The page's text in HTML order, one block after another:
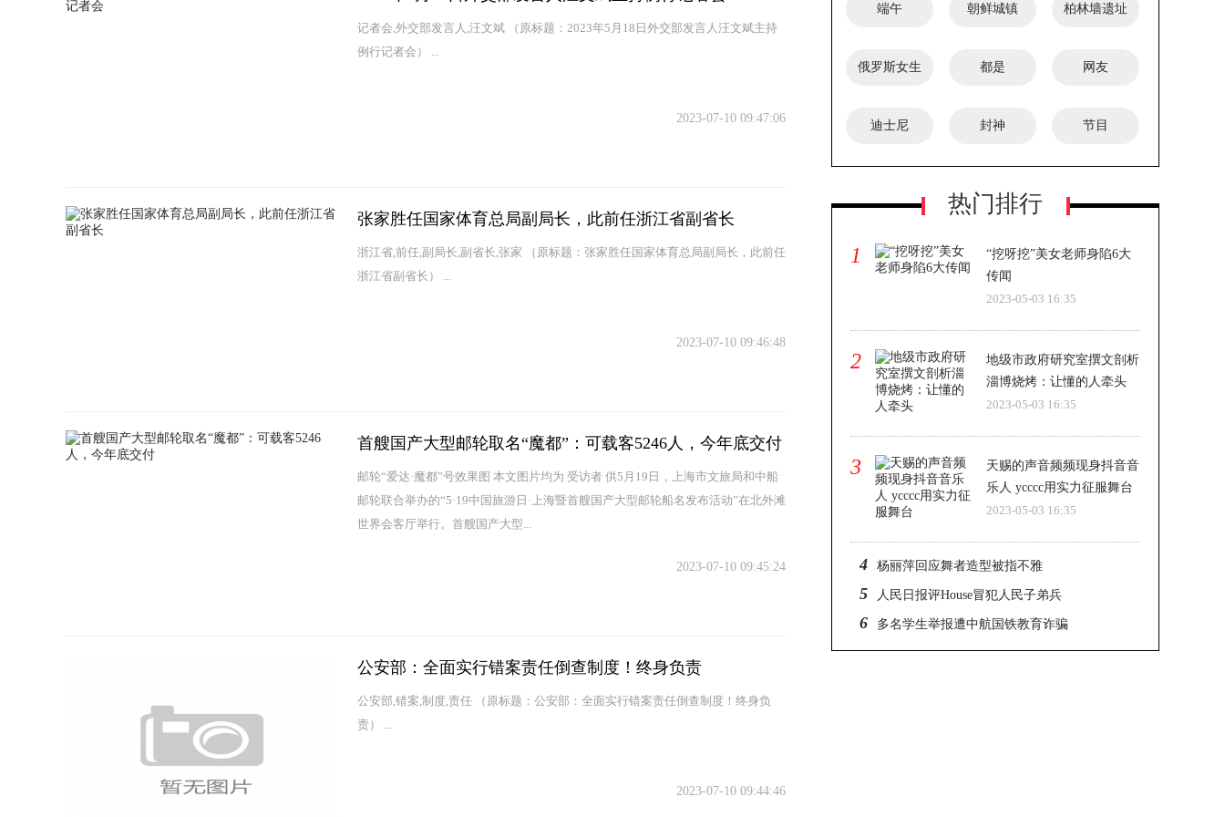
记者会,外交部发言人,汪文斌 （原标题：2023年5月18日外交部发言人汪文斌主持
例行记者会） ...
2023-07-10 09:47:06
张家胜任国家体育总局副局长，此前任浙江省副省长
浙江省,前任,副局长,副省长,张家 （原标题：张家胜任国家体育总局副局长，此前任
浙江省副省长） ...
2023-07-10 09:46:48
首艘国产大型邮轮取名“魔都”：可载客5246人，今年底交付
邮轮“爱达·魔都”号效果图 本文图片均为 受访者 供5月19日，上海市文旅局和中船
邮轮联合举办的“5·19中国旅游日·上海暨首艘国产大型邮轮船名发布活动”在北外滩
世界会客厅举行。首艘国产大型...
2023-07-10 09:45:24
公安部：全面实行错案责任倒查制度！终身负责
公安部,错案,制度,责任 （原标题：公安部：全面实行错案责任倒查制度！终身负
责） ...
2023-07-10 09:44:46
端午 朝鲜城镇 柏林墙遗址
俄罗斯女生 都是 网友
迪士尼 封神 节目
热门排行
1
“挖呀挖”美女老师身陷6大
传闻
2023-05-03 16:35
2
地级市政府研究室撰文剖析
淄博烧烤：让懂的人牵头
2023-05-03 16:35
3
天赐的声音频频现身抖音音
乐人 ycccc用实力征服舞台
2023-05-03 16:35
4 杨丽萍回应舞者造型被指不雅
5 人民日报评House冒犯人民子弟兵
6 多名学生举报遭中航国铁教育诈骗